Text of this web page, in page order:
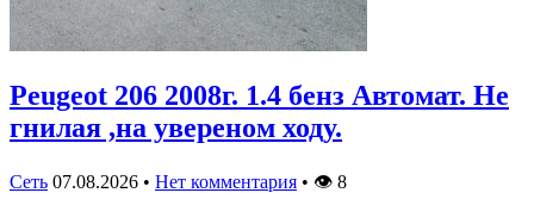
Peugeot 206 2008г. 1.4 бенз Автомат. Не
гнилая ,на увереном ходу.
Сеть 07.08.2026 • Нет комментария • 👁 8